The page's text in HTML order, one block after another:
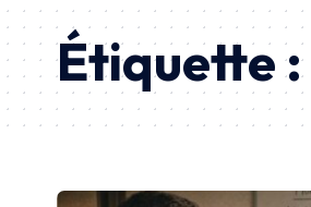
Étiquette :